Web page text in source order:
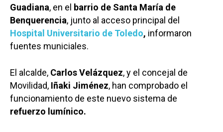
Guadiana, en el barrio de Santa María de
Benquerencia, junto al acceso principal del
Hospital Universitario de Toledo, informaron
fuentes municiales.
El alcalde, Carlos Velázquez, y el concejal de
Movilidad, Iñaki Jiménez, han comprobado el
funcionamiento de este nuevo sistema de
refuerzo lumínico.